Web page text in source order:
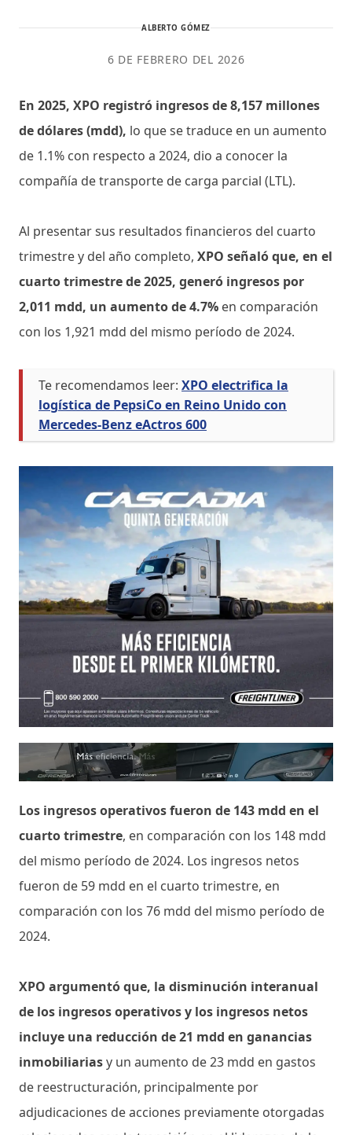
ALBERTO GÓMEZ
6 DE FEBRERO DEL 2026
En 2025, XPO registró ingresos de 8,157 millones
de dólares (mdd), lo que se traduce en un aumento
de 1.1% con respecto a 2024, dio a conocer la
compañía de transporte de carga parcial (LTL).
Al presentar sus resultados financieros del cuarto
trimestre y del año completo, XPO señaló que, en el
cuarto trimestre de 2025, generó ingresos por
2,011 mdd, un aumento de 4.7% en comparación
con los 1,921 mdd del mismo período de 2024.
Te recomendamos leer: XPO electrifica la
logística de PepsiCo en Reino Unido con
Mercedes-Benz eActros 600
Los ingresos operativos fueron de 143 mdd en el
cuarto trimestre, en comparación con los 148 mdd
del mismo período de 2024. Los ingresos netos
fueron de 59 mdd en el cuarto trimestre, en
comparación con los 76 mdd del mismo período de
2024.
XPO argumentó que, la disminución interanual
de los ingresos operativos y los ingresos netos
incluye una reducción de 21 mdd en ganancias
inmobiliariasy un aumento de 23 mdd en gastos
de reestructuración, principalmente por
adjudicaciones de acciones previamente otorgadas